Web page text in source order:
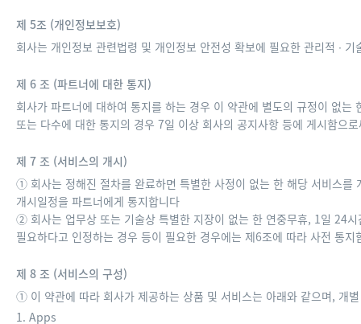
제 5조 (개인정보보호)
회사는 개인정보 관련법령 및 개인정보 안전성 확보에 필요한 관리적 ∙
제 6 조 (파트너에 대한 통지)
회사가 파트너에 대하여 통지를 하는 경우 이 약관에 별도의 규정이 없
또는 다수에 대한 통지의 경우 7일 이상 회사의 공지사항 등에 게시함으
제 7 조 (서비스의 개시)
① 회사는 정해진 절차를 완료하면 특별한 사정이 없는 한 해당 서비스
개시일정을 파트너에게 통지합니다
② 회사는 업무상 또는 기술상 특별한 지장이 없는 한 연중무휴, 1일 24
필요하다고 인정하는 경우 등이 필요한 경우에는 제6조에 따라 사전 통
제 8 조 (서비스의 구성)
① 이 약관에 따라 회사가 제공하는 상품 및 서비스는 아래와 같으며, 개
1. Apps